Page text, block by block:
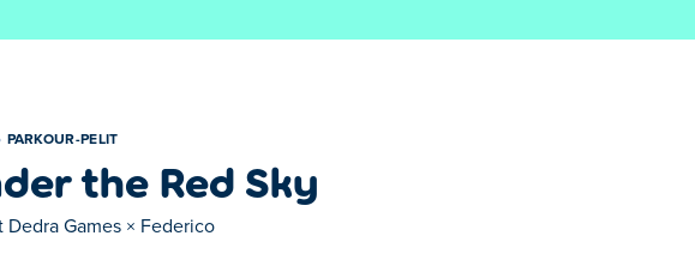
PARKOUR-PELIT
the Red Sky
Dedra Games × Federico